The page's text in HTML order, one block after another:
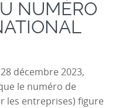
NUMÉRO
décembre 2023,
le numéro de
les entreprises) figure